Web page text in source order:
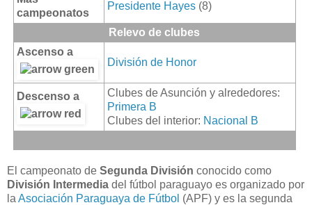
campeonatos
Presidente Hayes(8)
Relevo de clubes
Ascenso a
División de Honor
Descenso a
Clubes de Asunción y alrededores:
Primera B
Clubes del interior: Nacional B
El campeonato de Segunda División conocido como
División Intermedia del fútbol paraguayo es organizado por
la Asociación Paraguaya de Fútbol (APF) y es la segunda